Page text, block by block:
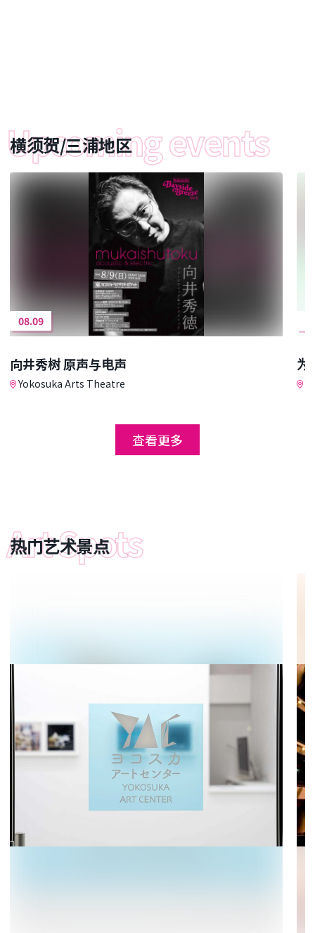
横须贺/三浦地区
08.09
向井秀树 原声与电声
Yokosuka Arts Theatre
为
查看更多
热门艺术景点